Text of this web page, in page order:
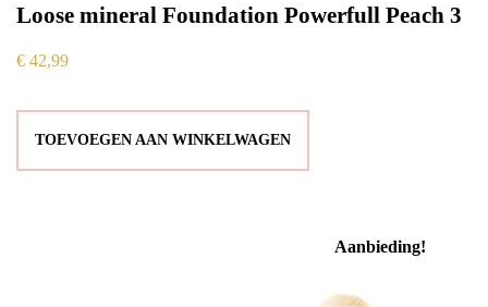
Loose mineral Foundation Powerfull Peach 3
€ 42,99
TOEVOEGEN AAN WINKELWAGEN
Aanbieding!